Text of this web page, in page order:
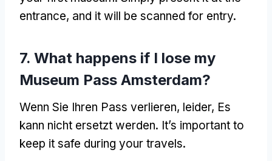
entrance, and it will be scanned for entry.
7. What happens if I lose my
Museum Pass Amsterdam?
Wenn Sie Ihren Pass verlieren, leider, Es
kann nicht ersetzt werden. It’s important to
keep it safe during your travels.